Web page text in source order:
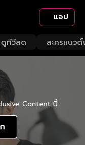
แอป
ดูทีวีสด ละครแนวตั้
Content นี้